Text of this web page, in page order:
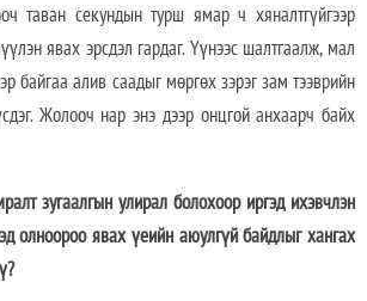
таван секундын турш ямар ч хяналтгүйгээр
явах эрсдэл гардаг. Үүнээс шалтгаалж, мал
байгаа алив саадыг мөргөх зэрэг зам тээврийн
Жолооч нар энэ дээр онцгой анхаарч байх
зугаалгын улирал болохоор иргэд ихэвчлэн
олноороо явах үеийн аюулгүй байдлыг хангах